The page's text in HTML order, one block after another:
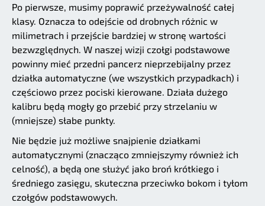
Po pierwsze, musimy poprawić przeżywalność całej
klasy. Oznacza to odejście od drobnych różnic w
milimetrach i przejście bardziej w stronę wartości
bezwzględnych. W naszej wizji czołgi podstawowe
powinny mieć przedni pancerz nieprzebijalny przez
działka automatyczne (we wszystkich przypadkach) i
częściowo przez pociski kierowane. Działa dużego
kalibru będą mogły go przebić przy strzelaniu w
(mniejsze) słabe punkty.
Nie będzie już możliwe snajpienie działkami
automatycznymi (znacząco zmniejszymy również ich
celność), a będą one służyć jako broń krótkiego i
średniego zasięgu, skuteczna przeciwko bokom i tyłom
czołgów podstawowych.